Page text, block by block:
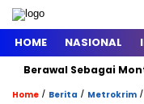
HOME NASIONAL
Berawal Sebagai Montir
Home / Berita / Metrokrim /